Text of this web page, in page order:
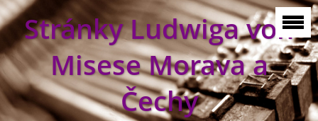
Stránky Ludwiga von
Misese Morava a
Čechy